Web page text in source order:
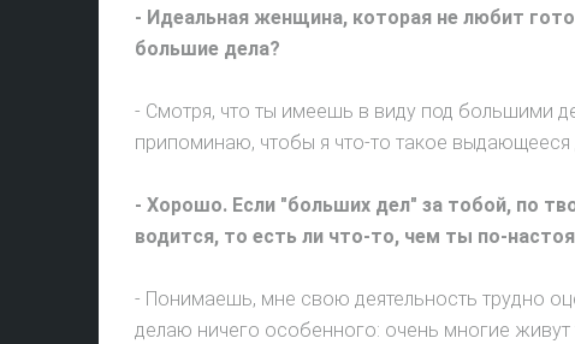
- Идеальная женщина, которая не любит
большие дела?
- Смотря, что ты имеешь в виду под большими
припоминаю, чтобы я что-то такое выдающееся
- Хорошо. Если "больших дел" за тобой, по
водится, то есть ли что-то, чем ты по-
- Понимаешь, мне свою деятельность трудно
делаю ничего особенного: очень многие живут